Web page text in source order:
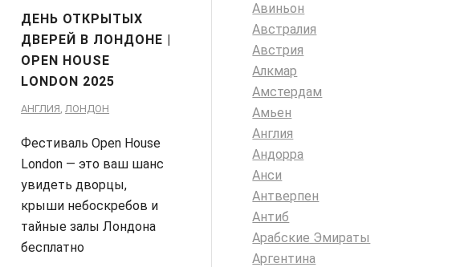
ДЕНЬ ОТКРЫТЫХ
ДВЕРЕЙ В ЛОНДОНЕ |
OPEN HOUSE
LONDON 2025
АНГЛИЯ,ЛОНДОН
Фестиваль Open House
London — это ваш шанс
увидеть дворцы,
крыши небоскребов и
тайные залы Лондона
бесплатно
Авиньон
Австралия
Австрия
Алкмар
Амстердам
Амьен
Англия
Андорра
Анси
Антверпен
Антиб
Арабские Эмираты
Аргентина